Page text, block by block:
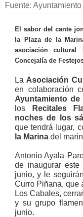
Fuente:
El sabor del cante
la Plaza de la
asociación
Concejalía de
La Asociación
en colaboración
Ayuntamiento de
los
Recitales
noches de los
que tendrá lugar,
la Marina del
Antonio Ayala
de inaugurar
junio, y le
Curro Piñana, que
Los Cabales,
y su grupo
junio.